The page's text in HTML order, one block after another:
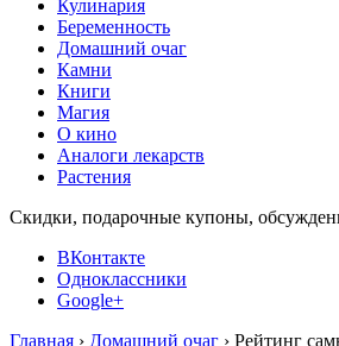
Кулинария
Беременность
Домашний очаг
Камни
Книги
Магия
О кино
Аналоги лекарств
Растения
Скидки, подарочные купоны,
ВКонтакте
Одноклассники
Google+
Главная › Домашний очаг › Рейтинг